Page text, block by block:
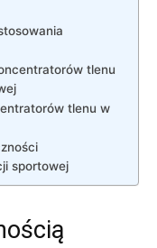
tlenu
tlenu w
sportowej